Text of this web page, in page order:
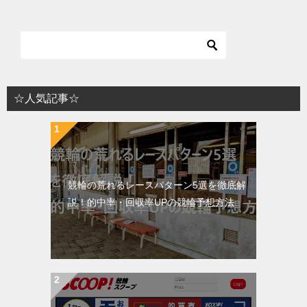
☆人気記事☆
競輪の荒れるレースパターン5選を徹底解
説！的中率・回収率UPの競輪予想方法